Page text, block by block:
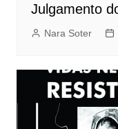
Julgamento
Nara Soter